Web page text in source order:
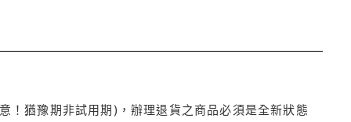
！猶豫期非試用期)，辦理退貨之商品必須是全新狀態